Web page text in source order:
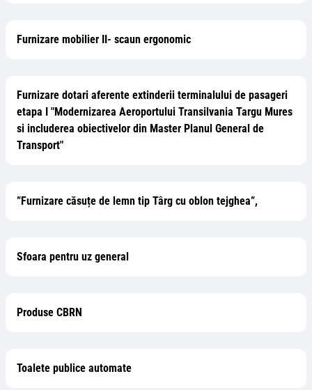
Furnizare mobilier II- scaun ergonomic
Furnizare dotari aferente extinderii terminalului de pasageri
etapa I "Modernizarea Aeroportului Transilvania Targu Mures
si includerea obiectivelor din Master Planul General de
Transport"
”Furnizare căsuțe de lemn tip Târg cu oblon tejghea”,
Sfoara pentru uz general
Produse CBRN
Toalete publice automate